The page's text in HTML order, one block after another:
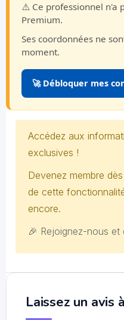
⚠️ Ce professionnel n'a
Premium.
Ses coordonnées ne
moment.
🚀 Débloquer mes
Accédez aux
exclusives !
Devenez membre
de cette
encore.
🎉 Rejoignez-nous
Laissez un avis